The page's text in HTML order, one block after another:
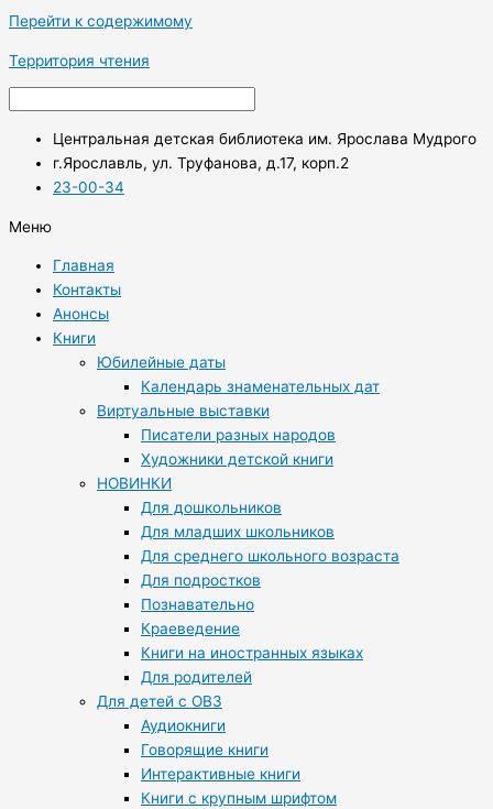
Перейти к содержимому
Территория чтения
Центральная детская библиотека им. Ярослава Мудрого
г.Ярославль, ул. Труфанова, д.17, корп.2
23-00-34
Меню
Главная
Контакты
Анонсы
Книги
Юбилейные даты
Календарь знаменательных дат
Виртуальные выставки
Писатели разных народов
Художники детской книги
НОВИНКИ
Для дошкольников
Для младших школьников
Для среднего школьного возраста
Для подростков
Познавательно
Краеведение
Книги на иностранных языках
Для родителей
Для детей с ОВЗ
Аудиокниги
Говорящие книги
Интерактивные книги
Книги с крупным шрифтом